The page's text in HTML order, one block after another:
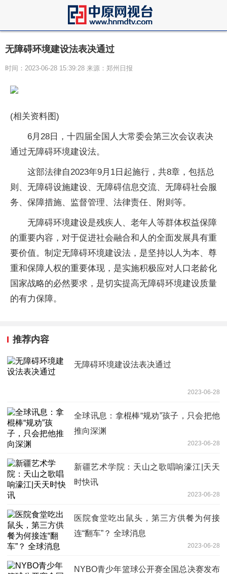
无障碍环境建设法表决通过
时间：2023-06-28 15:39:28 来源：郑州日报
(相关资料图)
6月28日，十四届全国人大常委会第三次会议表决
通过无障碍环境建设法。
这部法律自2023年9月1日起施行，共8章，包括总
则、无障碍设施建设、无障碍信息交流、无障碍社会服
务、保障措施、监督管理、法律责任、附则等。
无障碍环境建设是残疾人、老年人等群体权益保障
的重要内容，对于促进社会融合和人的全面发展具有重
要价值。制定无障碍环境建设法，是坚持以人为本、尊
重和保障人权的重要体现，是实施积极应对人口老龄化
国家战略的必然要求，是切实提高无障碍环境建设质量
的有力保障。
推荐内容
无障碍环境建设法表决通过
2023-06-28
全球讯息：拿棍棒“规劝”孩子，只会把他
推向深渊
2023-06-28
新疆艺术学院：天山之歌唱响濠江|天天
时快讯
2023-06-28
医院食堂吃出鼠头，第三方供餐为何接
连“翻车”？ 全球消息
2023-06-28
NYBO青少年篮球公开赛全国总决赛发布